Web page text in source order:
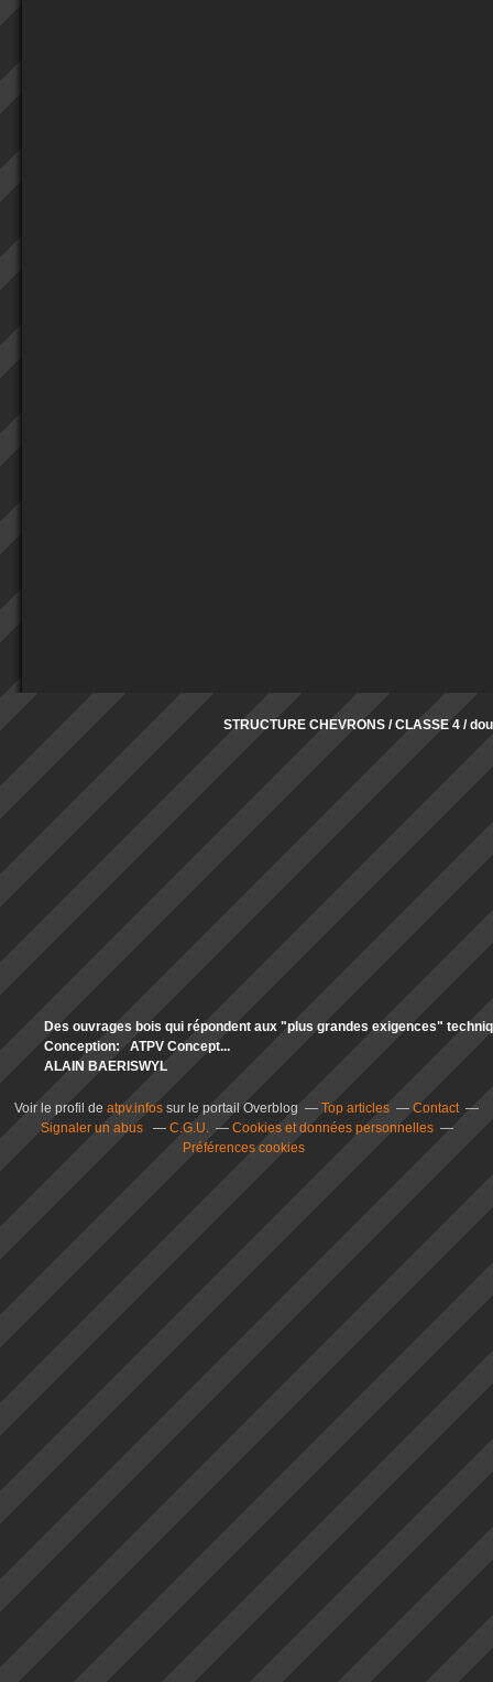
STRUCTURE CHEVRONS / CLASSE 4 /
Des ouvrages bois qui répondent aux "plus grandes exigences"
Conception: ATPV Concept...
ALAIN BAERISWYL
Voir le profil de atpv.infos sur le portail Overblog Top articles
Contact
Signaler un abus
C.G.U.
Cookies et données personnelles
Préférences cookies